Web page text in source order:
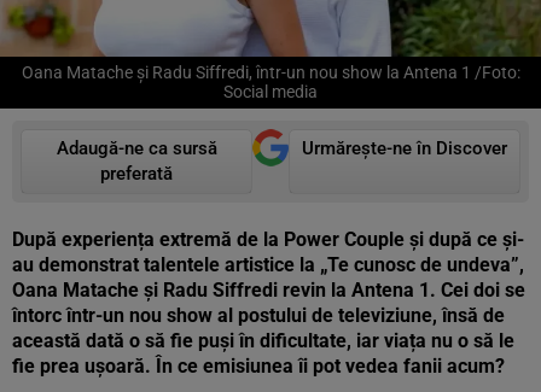
Oana Matache și Radu Siffredi, într-un nou show la Antena 1 /Foto:
Social media
Adaugă-ne ca sursă
preferată
Urmărește-ne în Discover
După experiența extremă de la Power Couple și după ce și-
au demonstrat talentele artistice la „Te cunosc de undeva”,
Oana Matache și Radu Siffredi revin la Antena 1. Cei doi se
întorc într-un nou show al postului de televiziune, însă de
această dată o să fie puși în dificultate, iar viața nu o să le
fie prea ușoară. În ce emisiunea îi pot vedea fanii acum?